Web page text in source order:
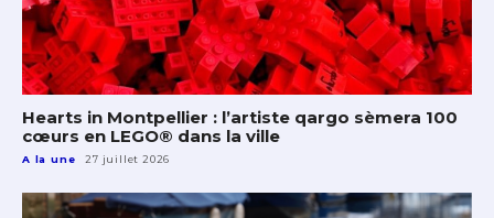
Hearts in Montpellier : l’artiste qargo sèmera 100
cœurs en LEGO® dans la ville
A la une 27 juillet 2026